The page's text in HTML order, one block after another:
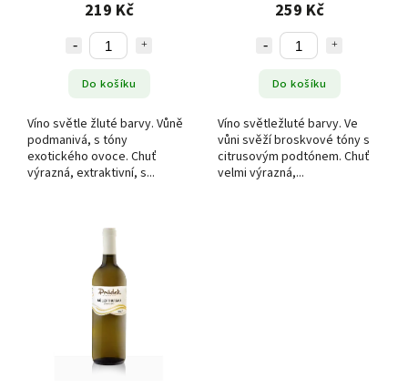
219 Kč
Do košíku
Víno světle žluté barvy. Vůně
podmanivá, s tóny
exotického ovoce. Chuť
výrazná, extraktivní, s...
259 Kč
Do košíku
Víno světležluté barvy. Ve
vůni svěží broskvové tóny s
citrusovým podtónem. Chuť
velmi výrazná,...